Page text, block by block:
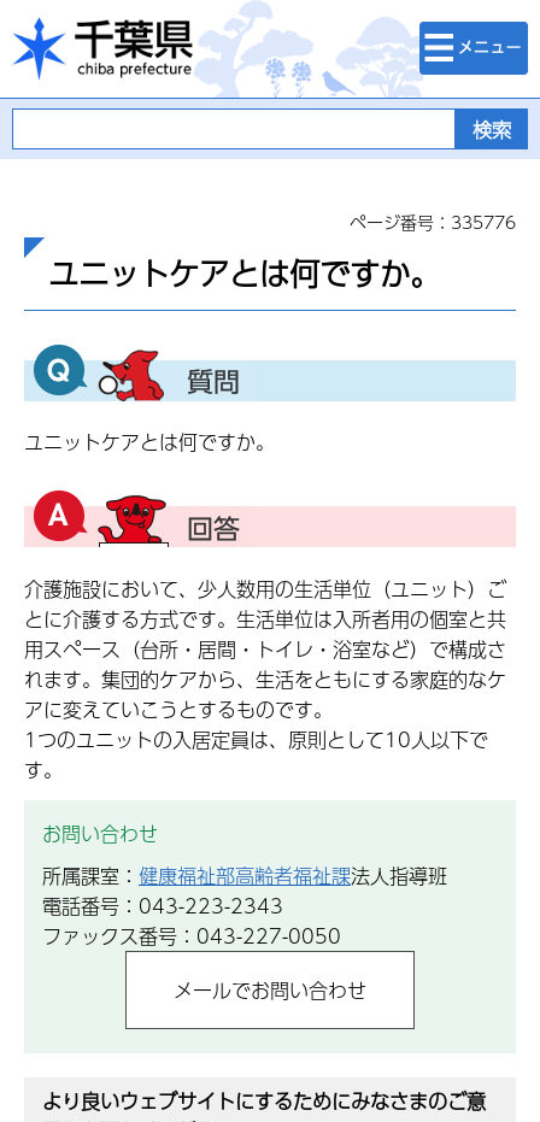
千葉県
検索・メニュ
ー
ページ番号：335776
ユニットケアとは何ですか。
ユニットケアとは何ですか。
介護施設において、少人数用の生活単位（ユニット）ご
とに介護する方式です。生活単位は入所者用の個室と共
用スペース（台所・居間・トイレ・浴室など）で構成さ
れます。集団的ケアから、生活をともにする家庭的なケ
アに変えていこうとするものです。
1つのユニットの入居定員は、原則として10人以下で
す。
お問い合わせ
所属課室： 健康福祉部高齢者福祉課法人指導班
電話番号：043-223-2343
ファックス番号：043-227-0050
より良いウェブサイトにするためにみなさまのご意